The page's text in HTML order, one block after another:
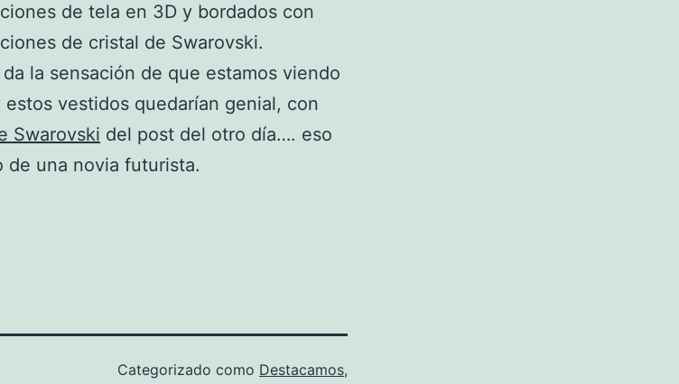
de tela en 3D y bordados con
de cristal de Swarovski.
la sensación de que estamos viendo
vestidos quedarían genial, con
Swarovski del post del otro día…. eso
de una novia futurista.
Categorizado como Destacamos,